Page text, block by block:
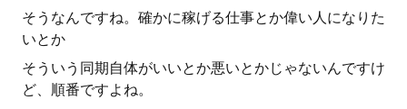
そうなんですね。確かに稼げる仕事とか偉い人になりた
いとか
そういう同期自体がいいとか悪いとかじゃないんですけ
ど、順番ですよね。